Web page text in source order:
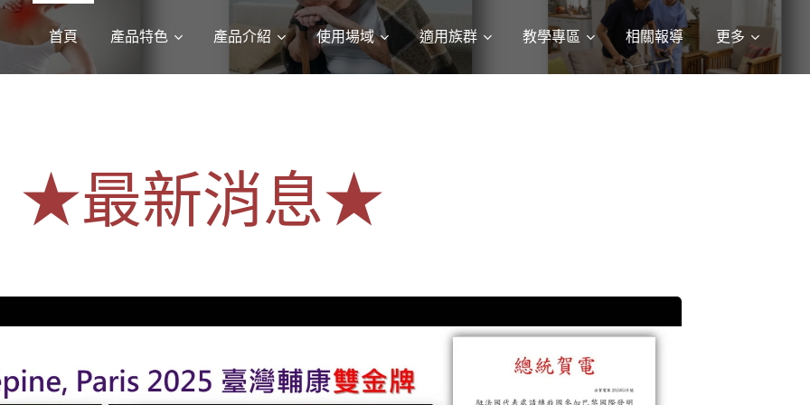
首頁 產品特色 產品介紹 使用場域 適用族群 教學專區 相關報導 更多
★最新消息★